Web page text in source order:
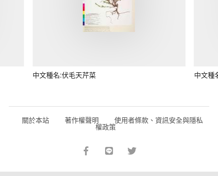
中文種名:伏毛天芹菜 中文種
關於本站 著作權聲明 使用者條款、資訊安全與隱私
權政策